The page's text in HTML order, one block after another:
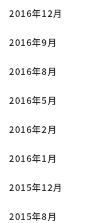
2016年12月
2016年9月
2016年8月
2016年5月
2016年2月
2016年1月
2015年12月
2015年8月